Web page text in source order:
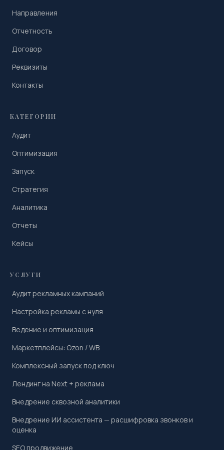
Направления
Отчетность
Договор
Реквизиты
Контакты
КАТЕГОРИИ
Аудит
Оптимизация
Запуск
Стратегия
Аналитика
Отчеты
Кейсы
УСЛУГИ
Аудит рекламных кампаний
Настройка рекламы с нуля
Ведение и оптимизация
Маркетплейсы: Ozon / WB
Комплексный запуск под ключ
Лендинг на Next + реклама
Внедрение сквозной аналитики
Внедрение ИИ ассистента — расшифровка звонков и
оценка
SEO продвижение